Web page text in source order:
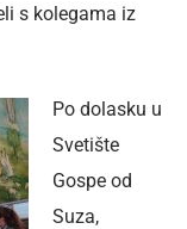
s kolegama iz
Po dolasku u
Svetište
Gospe od
Suza,